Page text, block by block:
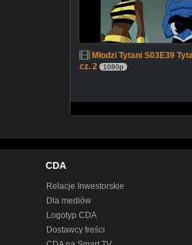
Młodzi Tytani S03E39
cz. 2
1080p
CDA
Relacje Inwestorskie
Dla mediów
Logotyp CDA
Dostawcy treści